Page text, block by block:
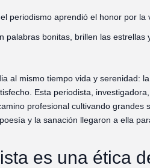
periodismo aprendió el honor por la
bonitas, brillen las estrellas
al mismo tiempo vida y serenidad:
Esta periodista,
profesional cultivando
y la sanación llegaron a ella
es una ética